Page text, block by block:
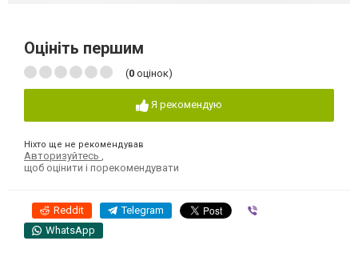
Оцініть першим
(0 оцінок)
Я рекомендую
Ніхто ще не рекомендував
Авторизуйтесь
щоб оцінити і порекомендувати
Reddit Telegram
WhatsApp